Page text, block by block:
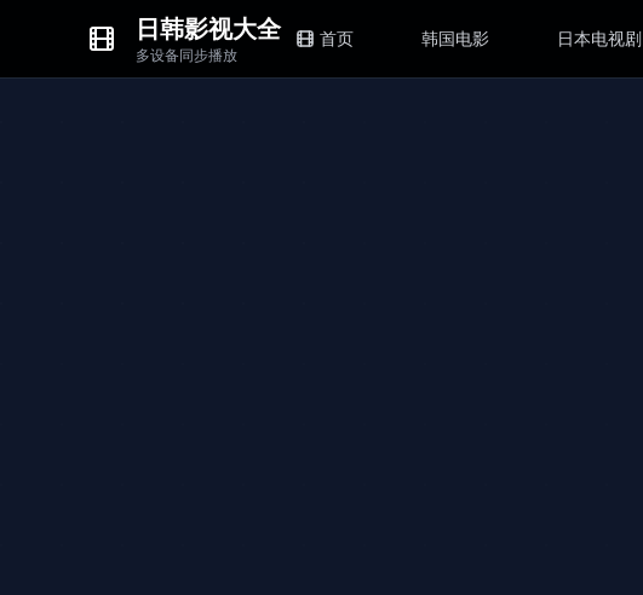
日韩影视大全
多设备同步播放
首页 韩国电影 日本电视剧